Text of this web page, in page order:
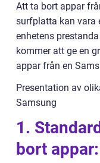
Att ta bort appar
surfplatta kan vara
enhetens
kommer att ge en
appar från en
Presentation av
Samsung
1.
bort appar: